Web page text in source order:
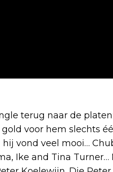
terug naar de
voor hem slechts
vond veel mooi…
Ike and Tina